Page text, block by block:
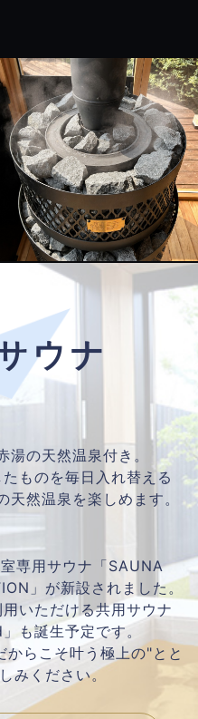
ウナ
の天然温泉付き。
ものを毎日入れ替える
天然温泉を楽しめます。
専用サウナ「SAUNA
」が新設されました。
いただける共用サウナ
も誕生予定です。
からこそ叶う極上の"とと
みください。